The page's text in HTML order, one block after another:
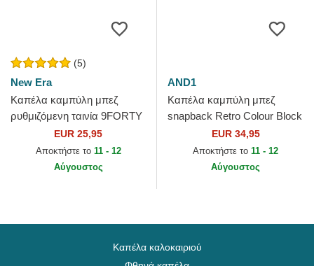
(5)
New Era
Καπέλα καμπύλη μπεζ
ρυθμιζόμενη ταινία 9FORTY
Colour Block από Oakland
Athletics MLB από New Era
EUR 25,95
Αποκτήστε το 11 - 12
Αύγουστος
AND1
Καπέλα καμπύλη μπεζ
snapback Retro Colour Block
από AND1EUR 34,95
Αποκτήστε το 11 - 12
Αύγουστος
Καπέλα καλοκαιριού